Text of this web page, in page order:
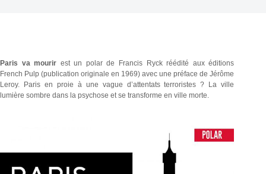
Paris va mourir est un polar de Francis Ryck réédité aux éditions
French Pulp (publication originale en 1969) avec une préface de Jérôme
Leroy. Paris en proie à une vague d’attentats terroristes ? La ville
lumière sombre dans la psychose et se transforme en ville morte.